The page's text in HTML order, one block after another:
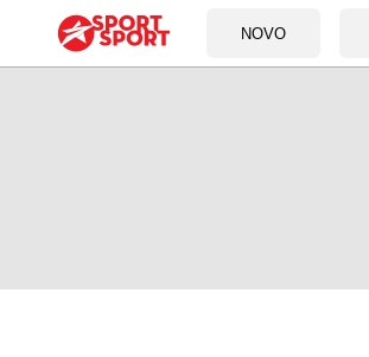
NOVO